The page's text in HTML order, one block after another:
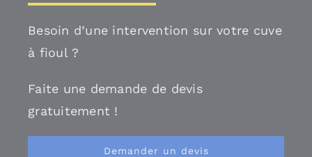
Besoin d’une intervention sur votre cuve
à fioul ?
Faite une demande de devis
gratuitement !
Demander un devis